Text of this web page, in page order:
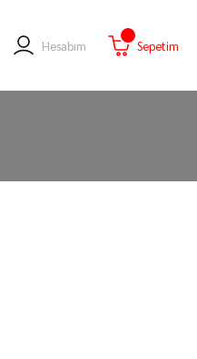
Hesabım Sepetim